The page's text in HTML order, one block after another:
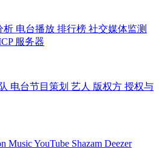
析 电台播放 排行榜 社交媒体监测
服务器
电台节目策划 艺人 版权方 授权与
MusicYouTube Shazam Deezer